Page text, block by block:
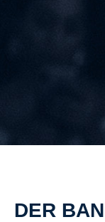
DER